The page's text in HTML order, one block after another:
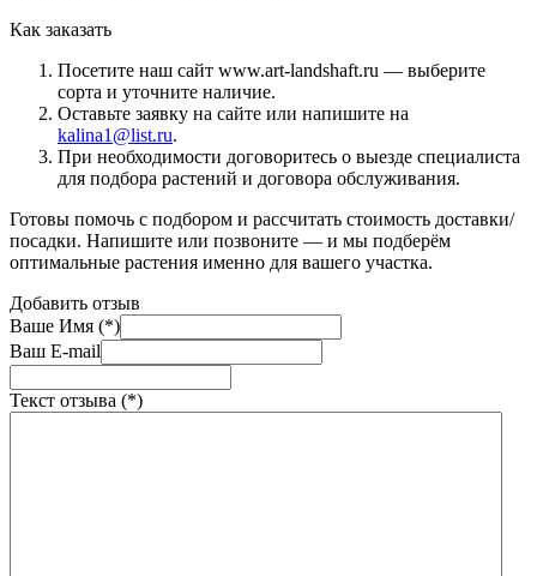
Как заказать
Посетите наш сайт www.art-landshaft.ru — выберите
сорта и уточните наличие.
Оставьте заявку на сайте или напишите на
kalina1@list.ru.
При необходимости договоритесь о выезде специалиста
для подбора растений и договора обслуживания.
Готовы помочь с подбором и рассчитать стоимость доставки/
посадки. Напишите или позвоните — и мы подберём
оптимальные растения именно для вашего участка.
Добавить отзыв
Ваше Имя (*)
Ваш E-mail
Текст отзыва (*)